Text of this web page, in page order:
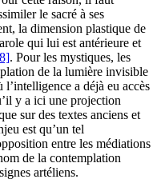
le sacré à ses
la dimension plastique de
qui lui est antérieure et
. Pour les mystiques, les
de la lumière invisible
a déjà eu accès
y a ici une projection
sur des textes anciens et
est qu’un tel
entre les médiations
de la contemplation
artéliens.